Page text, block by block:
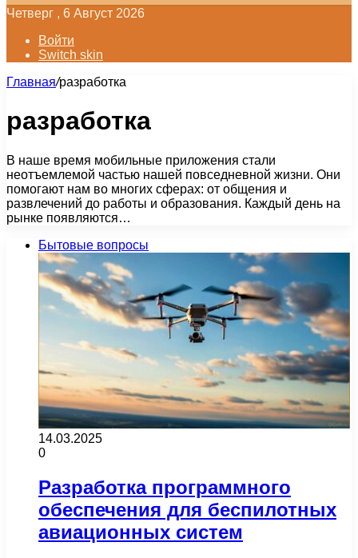
Четверг , 6 Август 2026
Войти
Switch skin
Главная/разработка
разработка
В наше время мобильные приложения стали
неотъемлемой частью нашей повседневной жизни. Они
помогают нам во многих сферах: от общения и
развлечений до работы и образования. Каждый день на
рынке появляются…
Бытовые вопросы
14.03.2025
0
Разработка программного
обеспечения для беспилотных
авиационных систем